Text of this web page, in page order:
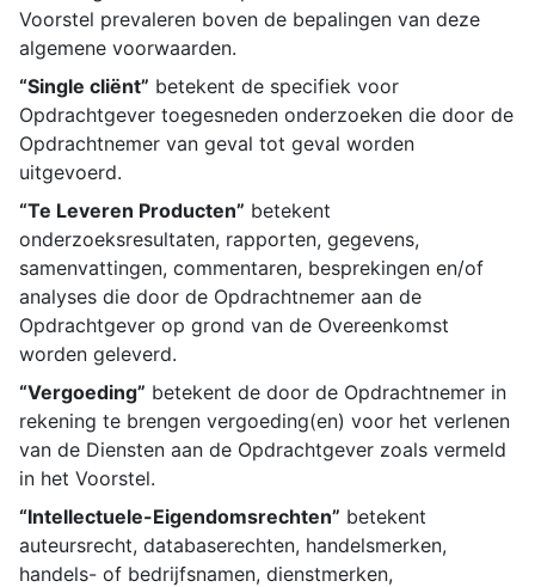
Voorstel prevaleren boven de bepalingen van deze
algemene voorwaarden.
“Single cliënt” betekent de specifiek voor
Opdrachtgever toegesneden onderzoeken die door de
Opdrachtnemer van geval tot geval worden
uitgevoerd.
“Te Leveren Producten” betekent
onderzoeksresultaten, rapporten, gegevens,
samenvattingen, commentaren, besprekingen en/of
analyses die door de Opdrachtnemer aan de
Opdrachtgever op grond van de Overeenkomst
worden geleverd.
“Vergoeding” betekent de door de Opdrachtnemer in
rekening te brengen vergoeding(en) voor het verlenen
van de Diensten aan de Opdrachtgever zoals vermeld
in het Voorstel.
“Intellectuele-Eigendomsrechten” betekent
auteursrecht, databaserechten, handelsmerken,
handels- of bedrijfsnamen, dienstmerken,